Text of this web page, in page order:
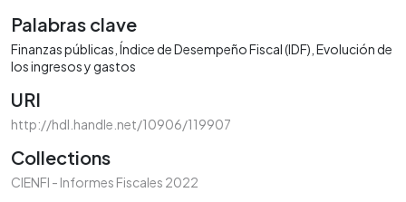
Palabras clave
Finanzas públicas Índice de Desempeño Fiscal (IDF) Evolución de
los ingresos y gastos
URI
http://hdl.handle.net/10906/119907
Collections
CIENFI - Informes Fiscales 2022